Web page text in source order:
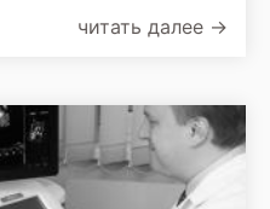
читать далее →